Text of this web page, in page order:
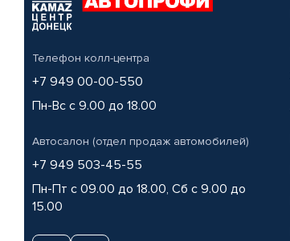
Телефон колл-центра
+7 949 00-00-550
Пн-Вс с 9.00 до 18.00
Автосалон (отдел продаж автомобилей)
+7 949 503-45-55
Пн-Пт с 09.00 до 18.00, Сб с 9.00 до
15.00